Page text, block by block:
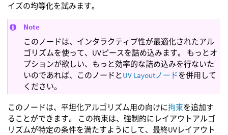
イズの均等化を試みます。
Note
このノードは、インタラクティブ性が最適化されたアル
ゴリズムを使って、UVピースを詰め込みます。 もっとオ
プションが欲しい、もっと効率的な詰め込みを行ないた
いのであれば、このノードとUV Layoutノードを併用して
ください。
このノードは、平坦化アルゴリズム用の向けに拘束を追加す
ることができます。 この拘束は、強制的にレイアウトアルゴ
リズムが特定の条件を満たすようにして、最終UVレイアウト